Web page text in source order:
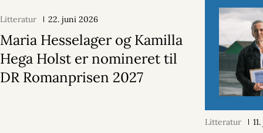
Litteratur 22. juni 2026
Maria Hesselager og Kamilla
Hega Holst er nomineret til
DR Romanprisen 2027
Litteratur